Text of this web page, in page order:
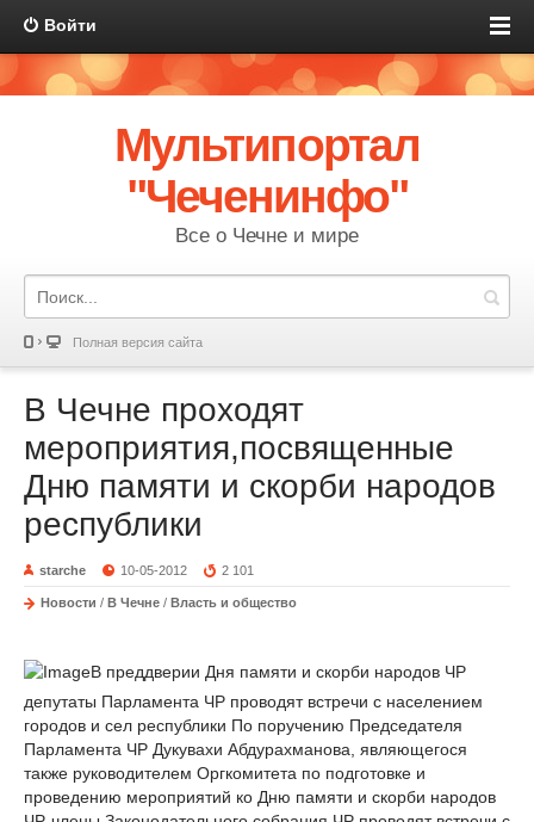
Войти
Мультипортал
"Чеченинфо"
Все о Чечне и мире
Полная версия сайта
В Чечне проходят
мероприятия,посвященные
Дню памяти и скорби народов
республики
starche 10-05-2012 2 101
Новости / В Чечне / Власть и общество
В преддверии Дня памяти и скорби народов ЧР
депутаты Парламента ЧР проводят встречи с населением
городов и сел республики По поручению Председателя
Парламента ЧР Дукувахи Абдурахманова, являющегося
также руководителем Оргкомитета по подготовке и
проведению мероприятий ко Дню памяти и скорби народов